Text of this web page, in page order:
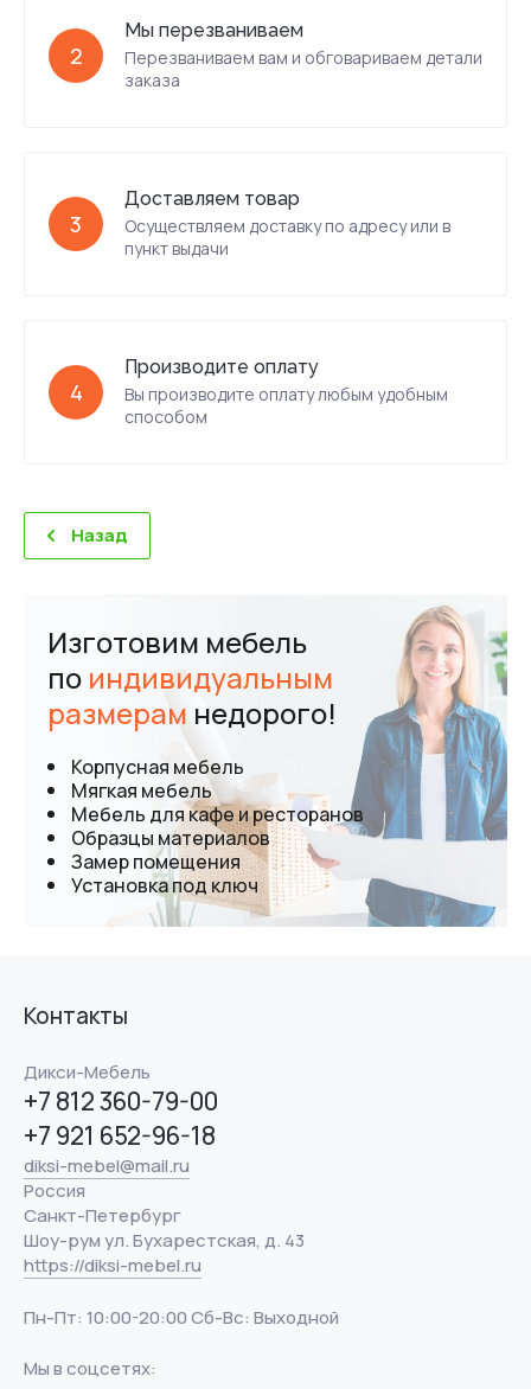
2
Мы перезваниваем
Перезваниваем вам и обговариваем детали
заказа
3
Доставляем товар
Осуществляем доставку по адресу или в
пункт выдачи
4
Производите оплату
Вы производите оплату любым удобным
способом
Назад
Изготовим мебель
по индивидуальным
размерам недорого!
Корпусная мебель
Мягкая мебель
Мебель для кафе и ресторанов
Образцы материалов
Замер помещения
Установка под ключ
Контакты
Дикси-Мебель
+7 812 360-79-00
+7 921 652-96-18
diksi-mebel@mail.ru
Россия
Санкт-Петербург
Шоу-рум ул. Бухарестская, д. 43
https://diksi-mebel.ru
Пн-Пт: 10:00-20:00 Сб-Вс: Выходной
Мы в соцсетях: